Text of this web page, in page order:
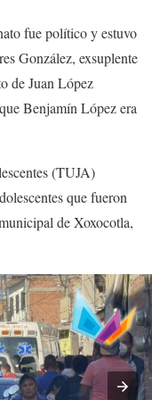
fue político y estuvo
González, exsuplente
de Juan López
Benjamín López era
(TUJA)
que fueron
de Xoxocotla,